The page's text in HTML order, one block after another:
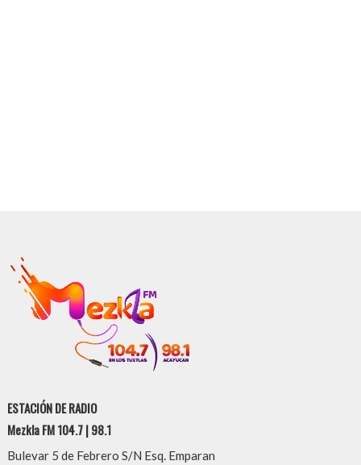
ESTACIÓN DE RADIO
Mezkla FM 104.7 | 98.1
Bulevar 5 de Febrero S/N Esq. Emparan